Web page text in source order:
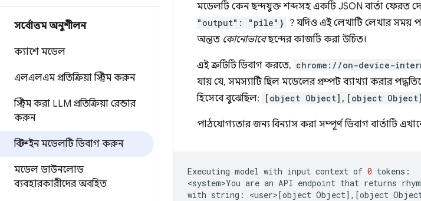
সর্বোত্তম অনুশীলন
ক্যাশে মডেল
এলএলএম প্রতিক্রিয়া স্ট্রিম করুন
স্ট্রিম করা LLM প্রতিক্রিয়া রেন্ডার
করুন
বিল্ট-ইন মডেলটি ডিবাগ করুন
মডেল ডাউনলোড
ব্যবহারকারীদের অবহিত
মডেলটি কেন ছন্দযুক্ত শব্দসহ একটি JSON বার্তা ফেরত
"output": "pile"} ? যদিও এই লেখাটি লেখার সময়
অন্তত কোনোভাবেছন্দের কাজটি করা উচিত।
এই ত্রুটিটি ডিবাগ করতে, chrome://on-device-
যায় যে, সমস্যাটি ছিল মডেলের প্রম্পট ব্যাখ্যা করার
হিসেবে বুঝেছিল:
[object Object],[object
পাঠযোগ্যতার জন্য বিন্যাস করা সম্পূর্ণ ডিবাগ বার্তাটি
Executing model with input context of 0 tokens:
<system>You are an API endpoint that returns
with string: <user>[object Object] , [object